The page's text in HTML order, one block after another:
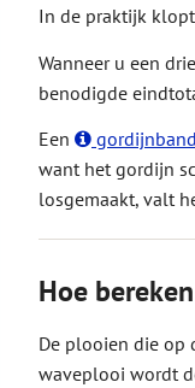
In de praktijk
Wanneer u een
benodigde
Een
want het gordijn
losgemaakt, valt
Hoe
De plooien die op
waveplooi wordt